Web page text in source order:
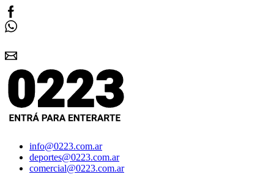
info@0223.com.ar
deportes@0223.com.ar
comercial@0223.com.ar